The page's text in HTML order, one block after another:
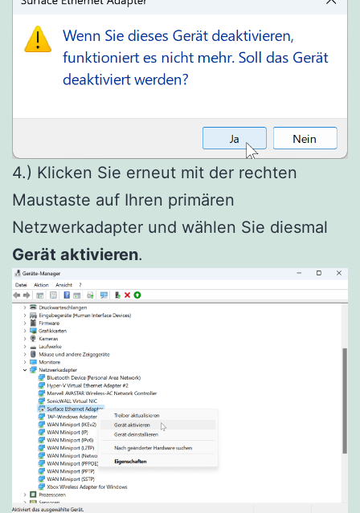
4.) Klicken Sie erneut mit der rechten
Maustaste auf Ihren primären
Netzwerkadapter und wählen Sie diesmal
Gerät aktivieren.